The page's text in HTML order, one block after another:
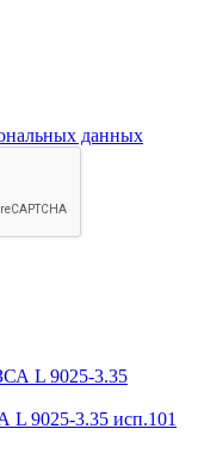
данных
L 9025-3.35 исп.101